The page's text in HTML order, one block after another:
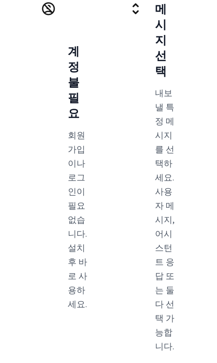
계
정
불
필
요
회원
가입
이나
로그
인이
필요
없습
니다.
설치
후 바
로 사
용하
세요.
메
시
지
선
택
내보
낼 특
정 메
시지
를 선
택하
세요.
사용
자 메
시지,
어시
스턴
트 응
답 또
는 둘
다 선
택 가
능합
니다.